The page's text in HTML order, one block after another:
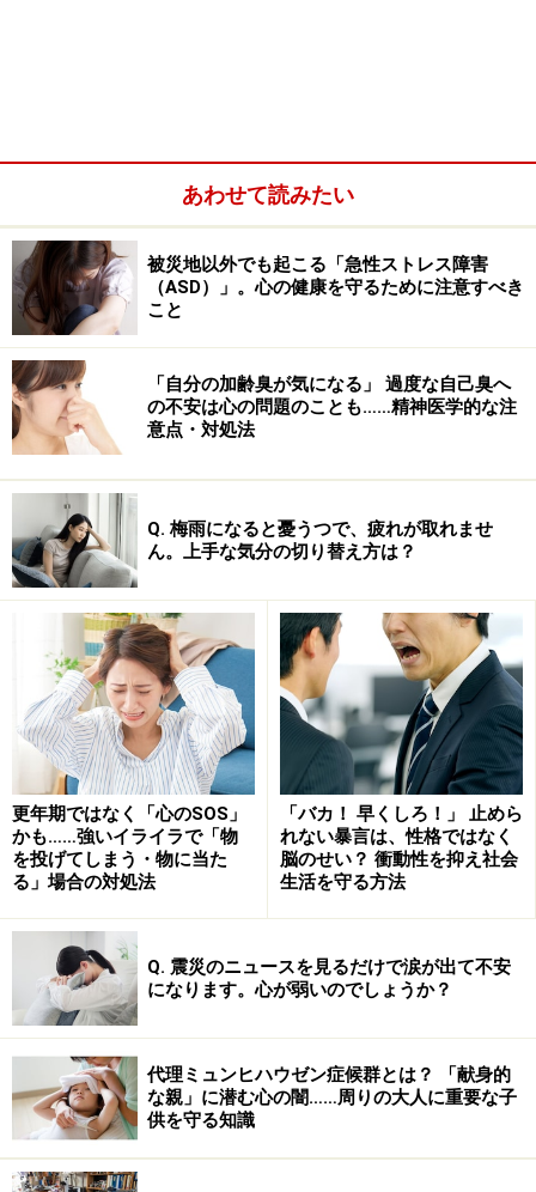
体臭への影響という観点では、汗をかいたときの皮脂成
分に更年期特有の変化が現れるため、体臭が強くなりや
すいことが知られています。さらに、加齢臭の原因とさ
れる「ノネナール」と呼ばれる成分も増加します。ま
た、更年期症状によって汗をかきやすくなっている場合
は、その汗に含まれる臭い成分が体臭をより強める要因
にもなります。
日常生活への影響は？ 臭い自体よりも「気
にし過ぎ」が問題になることも
自分の臭いに気を配ることは、社会生活上のエチケット
として悪いことではありません。実際に体臭が強い場合
は、本人にとっても気になる問題でしょうし、意識して
適切にケアすることは大切です。
しかし、「加齢臭がひどいかも」「周りに不快に思われ
ているかも」と、自己臭に対する不安に心がとらわれ過
ぎてしまう人もいます。実際には、周りは気にしていな
いにもかかわらず、人との距離感や相手のしぐさに必要
以上に敏感になってしまったり、自分が臭わないかを確
認する行為が止められなくなったりすることもあるので
す。こうした強迫観念的な思考や行動パターンに陥って
しまうと、人に会うための外出を避けたり、家族との時
間もくつろげなくなったりと、日常生活にもさまざまな
マイナスの影響が出てしまいます。
あわせて読みたい
被災地以外でも起こる「急性ストレス障害
（ASD）」。心の健康を守るために注意すべき
こと
「自分の加齢臭が気になる」 過度な自己臭へ
の不安は心の問題のことも……精神医学的な注
意点・対処法
Q. 梅雨になると憂うつで、疲れが取れませ
ん。上手な気分の切り替え方は？
更年期ではなく「心のSOS」
かも……強いイライラで「物
を投げてしまう・物に当た
る」場合の対処法
「バカ！ 早くしろ！」 止めら
れない暴言は、性格ではなく
脳のせい？ 衝動性を抑え社会
生活を守る方法
Q. 震災のニュースを見るだけで涙が出て不安
になります。心が弱いのでしょうか？
代理ミュンヒハウゼン症候群とは？ 「献身的
な親」に潜む心の闇……周りの大人に重要な子
供を守る知識